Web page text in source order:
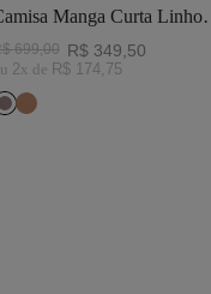
Manga Curta Linho
699,00 R$ 349 50
2x de R$ 174, 75